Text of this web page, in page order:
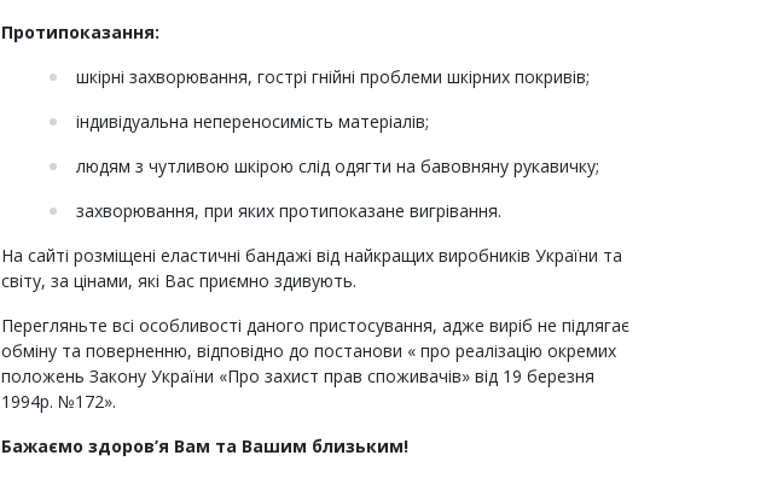
Протипоказання:
шкірні захворювання, гострі гнійні проблеми шкірних покривів;
індивідуальна непереносимість матеріалів;
людям з чутливою шкірою слід одягти на бавовняну рукавичку;
захворювання, при яких протипоказане вигрівання.
На сайті розміщені еластичні бандажі від найкращих виробників України та
світу, за цінами, які Вас приємно здивують.
Перегляньте всі особливості даного пристосування, адже виріб не підлягає
обміну та поверненню, відповідно до постанови « про реалізацію окремих
положень Закону України «Про захист прав споживачів» від 19 березня
1994р. №172».
Бажаємо здоров’я Вам та Вашим близьким!